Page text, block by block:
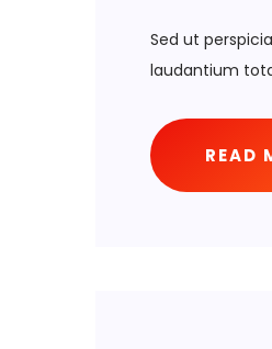
Sed ut
laudantium
READ